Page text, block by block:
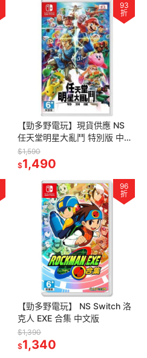
93
折
【勁多野電玩】現貨供應 NS
任天堂明星大亂鬥 特別版 中文
版 任天堂 Switch遊戲
$1,590
$1,490
96
折
【勁多野電玩】 NS Switch 洛
克人 EXE 合集 中文版
$1,390
$1,340